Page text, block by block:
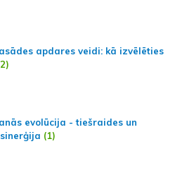
apdares veidi: kā izvēlēties
evolūcija - tiešraides un
(1)